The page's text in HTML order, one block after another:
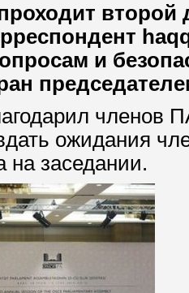
и
членов
ожидания
на заседании.